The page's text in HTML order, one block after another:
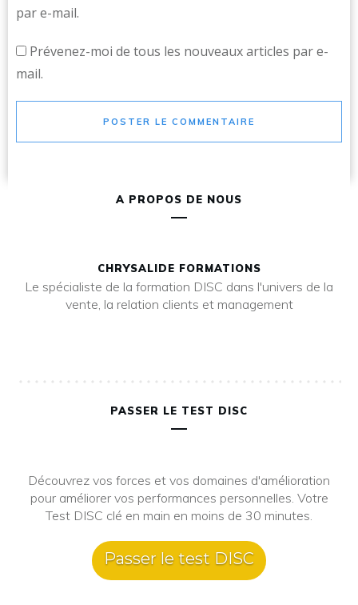
par e-mail.
Prévenez-moi de tous les nouveaux articles par e-
mail.
POSTER LE COMMENTAIRE
A PROPOS DE NOUS
CHRYSALIDE FORMATIONS
Le spécialiste de la formation DISC dans l'univers de la
vente, la relation clients et management
PASSER LE TEST DISC
Découvrez vos forces et vos domaines d'amélioration
pour améliorer vos performances personnelles. Votre
Test DISC clé en main en moins de 30 minutes.
Passer le test DISC